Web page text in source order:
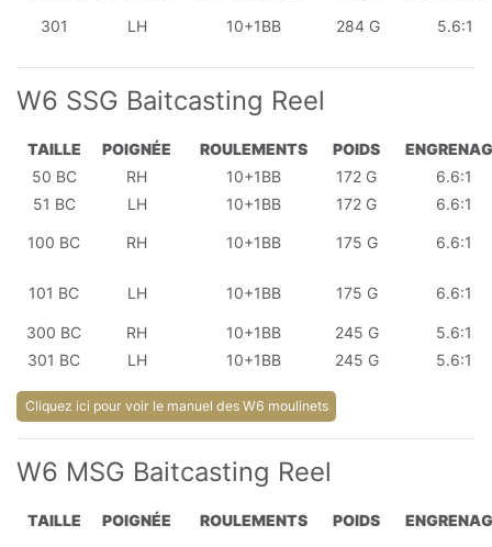
301
LH 10+1BB 284 G 5.6:1
W6 SSG Baitcasting Reel
TAILLE POIGNÉE ROULEMENTS POIDS
50 BC
RH 10+1BB 172 G
6.6:1
51 BC
LH 10+1BB 172 G 6.6:1
100 BC RH 10+1BB 175 G 6.6:1
101 BC LH 10+1BB 175 G 6.6:1
300 BC RH 10+1BB 245 G
5.6:1
301 BC
LH 10+1BB 245 G 5.6:1
Cliquez ici pour voir le manuel des W6 moulinets
W6 MSG Baitcasting Reel
TAILLE POIGNÉE ROULEMENTS POIDS